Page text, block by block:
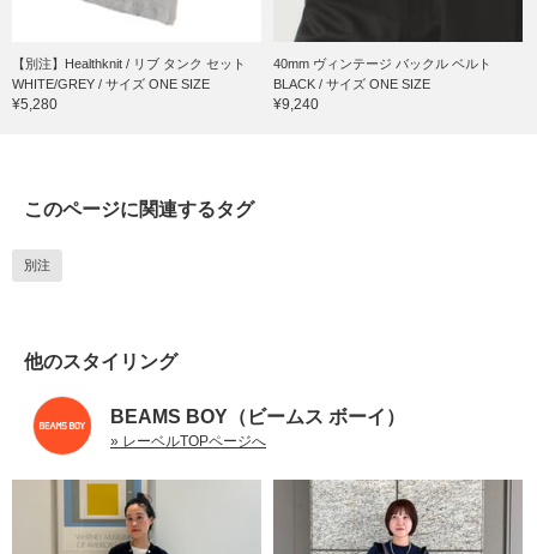
【別注】Healthknit / リブ タンク セット
WHITE/GREY / サイズ ONE SIZE
¥5,280
40mm ヴィンテージ バックル ベルト
BLACK / サイズ ONE SIZE
¥9,240
このページに関連するタグ
別注
他のスタイリング
BEAMS BOY（ビームス ボーイ）
» レーベルTOPページへ